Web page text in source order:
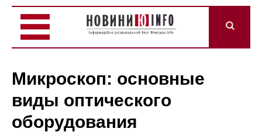
Микроскоп: основные
виды оптического
оборудования